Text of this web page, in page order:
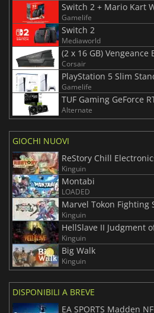
Switch 2 + Mario Kart
Gamelife
Switch 2
Mediaworld
Corsair
PlayStation 5 Slim
Gamelife
Alternate
GIOCHI NUOVI
ReStory Chill
Kinguin
Montabi
LOADED
Marvel Tokon Fighting
Kinguin
HellSlave II Judgment
Kinguin
Big Walk
Kinguin
DISPONIBILI A BREVE
EA SPORTS Madden